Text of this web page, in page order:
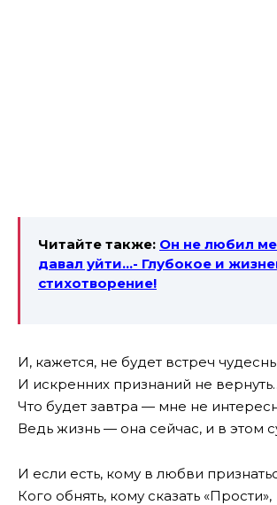
Читайте также: Он не любил
давал уйти…- Глубокое и
стихотворение!
И, кажется, не будет встреч
И искренних признаний не
Что будет завтра — мне не
Ведь жизнь — она сейчас, и в этом
И если есть, кому в любви
Кого обнять, кому сказать «Прости»,